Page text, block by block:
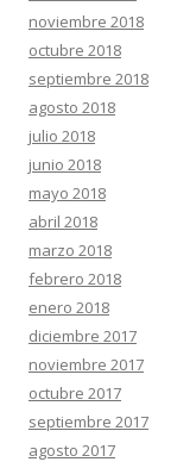
noviembre 2018
octubre 2018
septiembre 2018
agosto 2018
julio 2018
junio 2018
mayo 2018
abril 2018
marzo 2018
febrero 2018
enero 2018
diciembre 2017
noviembre 2017
octubre 2017
septiembre 2017
agosto 2017